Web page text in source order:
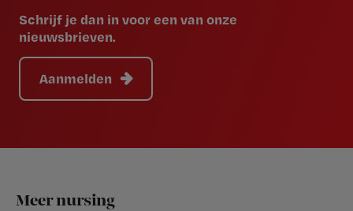
Schrijf je dan in voor een van onze
nieuwsbrieven.
Aanmelden
Footer
Meer nursing